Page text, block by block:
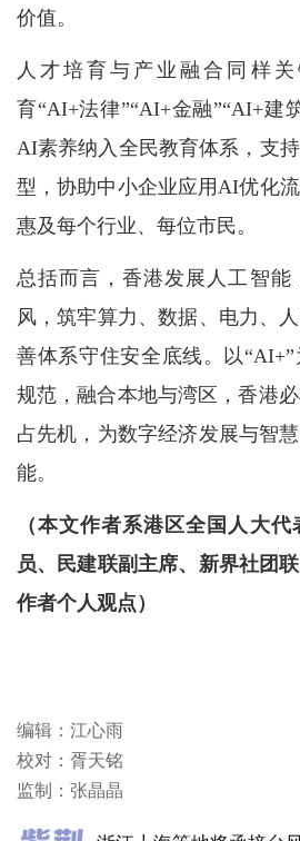
价值。
人才培育与产业融合同样
育“AI+法律”“AI+金融”“AI+建
AI素养纳入全民教育体系，支
型，协助中小企业应用AI优化
惠及每个行业、每位市民。
总括而言，香港发展人工智能
风，筑牢算力、数据、电力、
善体系守住安全底线。以
规范，融合本地与湾区，香港
占先机，为数字经济发展与智
能。
（本文作者系港区全国人大
员、民建联副主席、新界社团
作者个人观点）
编辑：江心雨
校对：胥天铭
监制：张晶晶
明两日持...
随著热带气旋白海豚移向
一带并移入内陆， 其外
沉气流会...
伊朗：重开霍尔木兹海峡